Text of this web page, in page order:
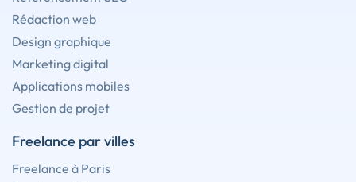
Rédaction web
Design graphique
Marketing digital
Applications mobiles
Gestion de projet
Freelance par villes
Freelance à Paris